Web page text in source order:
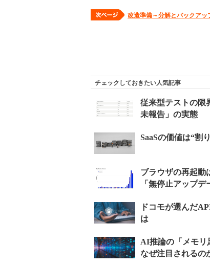
改造準備～分解とバックアッ
チェックしておきたい人気記事